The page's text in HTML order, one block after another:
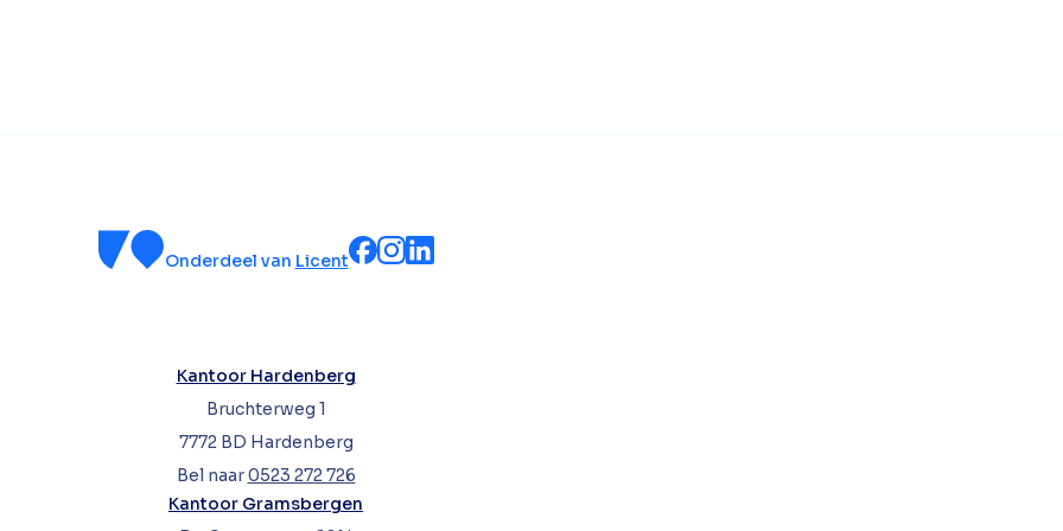
Onderdeel van Licent
Kantoor Hardenberg
Bruchterweg 1
7772 BD Hardenberg
Bel naar0523 272 726
Kantoor Gramsbergen